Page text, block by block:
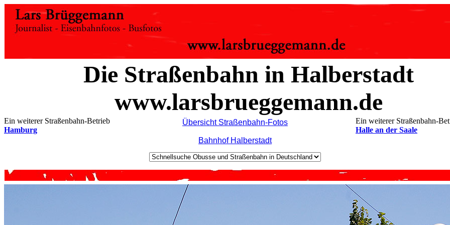
Die Straßenbahn in Halberstadt
www.larsbrueggemann.de
Ein weiterer Straßenbahn-Betrieb
Hamburg
Ein weiterer Straßenbahn-
Halle an der Saale
Übersicht Straßenbahn-Fotos
Bahnhof Halberstadt